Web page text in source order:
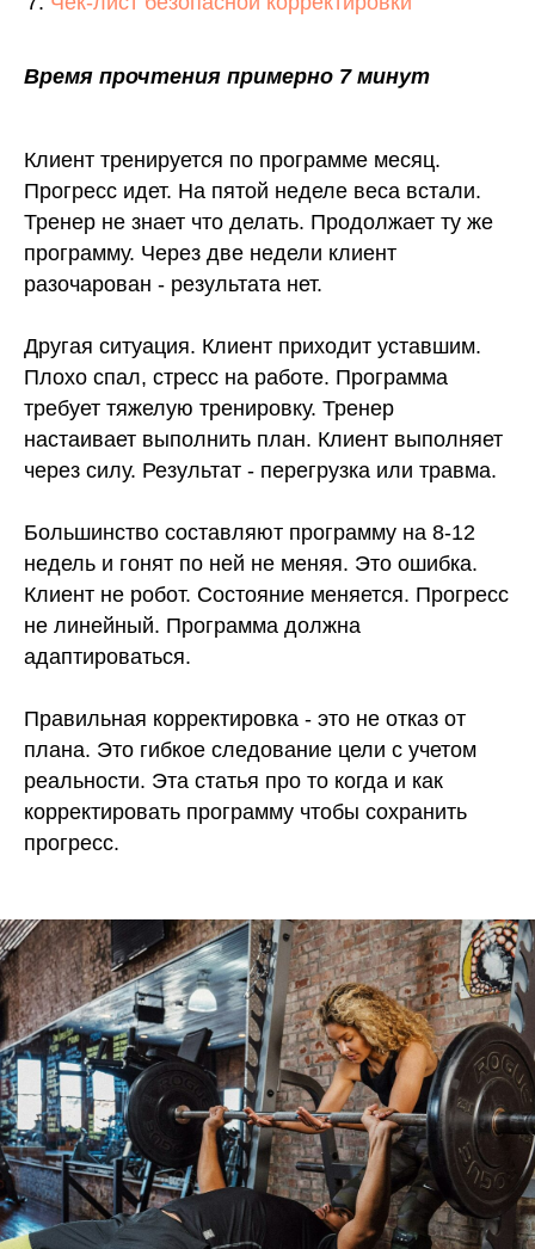
Время прочтения примерно 7 минут
Клиент тренируется по программе месяц.
Прогресс идет. На пятой неделе веса встали.
Тренер не знает что делать. Продолжает ту же
программу. Через две недели клиент
разочарован - результата нет.
Другая ситуация. Клиент приходит уставшим.
Плохо спал, стресс на работе. Программа
требует тяжелую тренировку. Тренер
настаивает выполнить план. Клиент выполняет
через силу. Результат - перегрузка или травма.
Большинство составляют программу на 8-12
недель и гонят по ней не меняя. Это ошибка.
Клиент не робот. Состояние меняется. Прогресс
не линейный. Программа должна
адаптироваться.
Правильная корректировка - это не отказ от
плана. Это гибкое следование цели с учетом
реальности. Эта статья про то когда и как
корректировать программу чтобы сохранить
прогресс.